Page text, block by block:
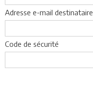
Adresse e-mail destinataire
Code de sécurité